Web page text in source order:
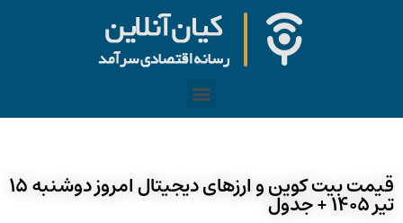
قیمت بیت کوین و ارز‌های دیجیتال امروز دوشنبه ۱۵
تیر ۱۴۰۵ + جدول